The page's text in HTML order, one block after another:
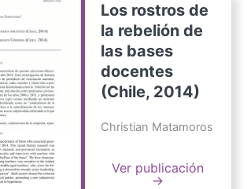
Los rostros de
la rebelión de
las bases
docentes
(Chile, 2014)
Christian Matamoros
Ver publicación
→